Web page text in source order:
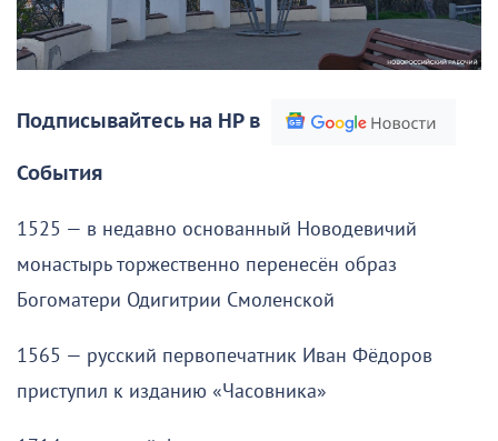
Подписывайтесь на НР в
События
1525 — в недавно основанный Новодевичий
монастырь торжественно перенесён образ
Богоматери Одигитрии Смоленской
1565 — русский первопечатник Иван Фёдоров
приступил к изданию «Часовника»